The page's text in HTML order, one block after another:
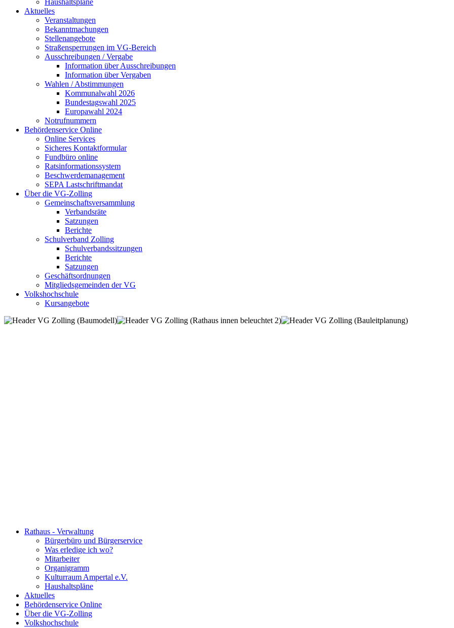
Haushaltspläne
Aktuelles
Veranstaltungen
Bekanntmachungen
Stellenangebote
Straßensperrungen im VG-Bereich
Ausschreibungen / Vergabe
Information über Ausschreibungen
Information über Vergaben
Wahlen / Abstimmungen
Kommunalwahl 2026
Bundestagswahl 2025
Europawahl 2024
Notrufnummern
Behördenservice Online
Online Services
Sicheres Kontaktformular
Fundbüro online
Ratsinformationssystem
Beschwerdemanagement
SEPA Lastschriftmandat
Über die VG-Zolling
Gemeinschaftsversammlung
Verbandsräte
Satzungen
Berichte
Schulverband Zolling
Schulverbandssitzungen
Berichte
Satzungen
Geschäftsordnungen
Mitgliedsgemeinden der VG
Volkshochschule
Kursangebote
Rathaus - Verwaltung
Bürgerbüro und Bürgerservice
Was erledige ich wo?
Mitarbeiter
Organigramm
Kulturraum Ampertal e.V.
Haushaltspläne
Aktuelles
Behördenservice Online
Über die VG-Zolling
Volkshochschule